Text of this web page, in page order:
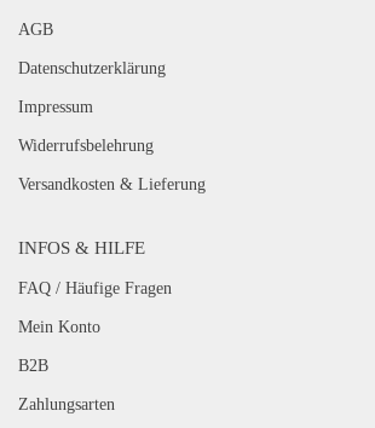
AGB
Datenschutzerklärung
Impressum
Widerrufsbelehrung
Versandkosten & Lieferung
INFOS & HILFE
FAQ / Häufige Fragen
Mein Konto
B2B
Zahlungsarten